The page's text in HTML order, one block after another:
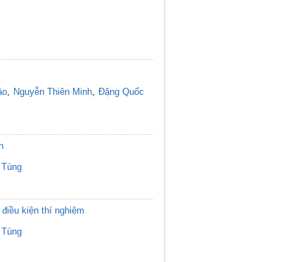
, Nguyễn Thiên Minh, Đặng Quốc
kiện thí nghiệm